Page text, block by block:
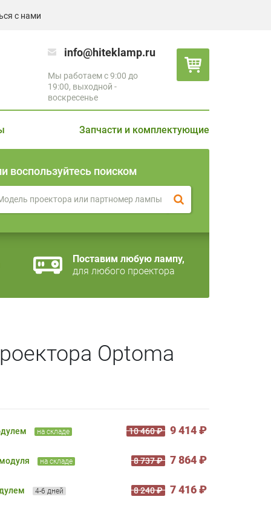
с нами
info@hiteklamp.ru
Мы работаем с 9:00 до
19:00, выходной -
воскресенье
Запчасти и комплектующие
воспользуйтесь поиском
Поставим любую лампу,
для любого проектора
Optoma
на складе 10 460 ₽ 9 414 ₽
на складе 8 737 ₽ 7 864 ₽
4-6 дней 8 240 ₽ 7 416 ₽